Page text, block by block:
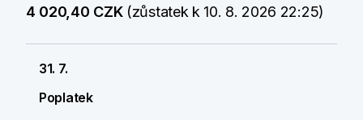
4 020,40 CZK(zůstatek k 10. 8. 2026 22:25)
31. 7.
Poplatek